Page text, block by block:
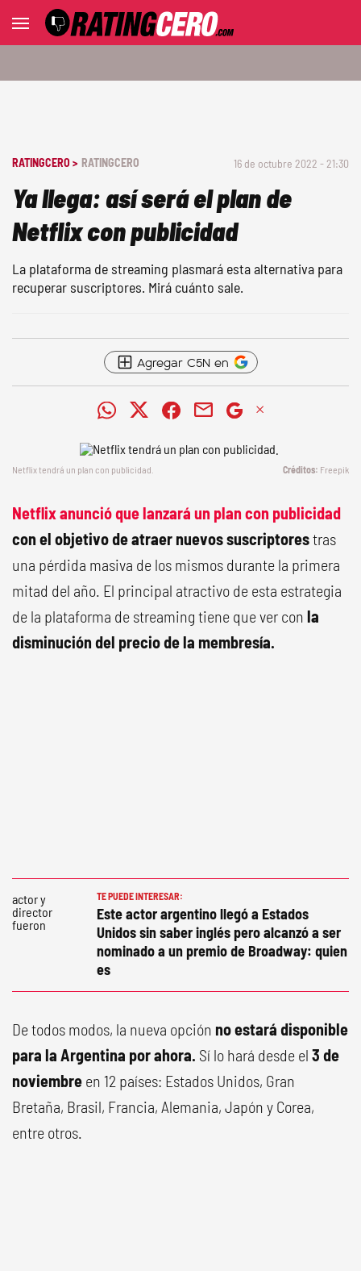
RATINGCERO > RATINGCERO 16 de octubre 2022 - 21:30
Ya llega: así será el plan de
Netflix con publicidad
La plataforma de streaming plasmará esta alternativa para
recuperar suscriptores. Mirá cuánto sale.
Agregar C5N en
Netflix tendrá un plan con publicidad. Freepik
Netflix anunció que lanzará un plan con publicidad
con el objetivo de atraer nuevos suscriptorestras
una pérdida masiva de los mismos durante la primera
mitad del año. El principal atractivo de esta estrategia
de la plataforma de streaming tiene que ver con la
disminución del precio de la membresía.
TE PUEDE INTERESAR:
Este actor argentino llegó a Estados
Unidos sin saber inglés pero alcanzó a ser
nominado a un premio de Broadway: quien
es
De todos modos, la nueva opción no estará disponible
para la Argentina por ahora. Sí lo hará desde el 3 de
noviembre en 12 países: Estados Unidos, Gran
Bretaña, Brasil, Francia, Alemania, Japón y Corea,
entre otros.